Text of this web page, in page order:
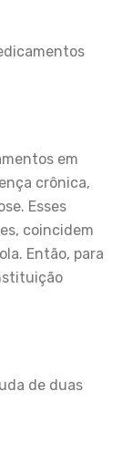
em
crônica,
Esses
coincidem
Então, para
de duas